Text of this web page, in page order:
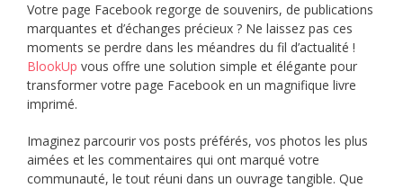
Votre page Facebook regorge de souvenirs, de publications
marquantes et d’échanges précieux ? Ne laissez pas ces
moments se perdre dans les méandres du fil d’actualité !
BlookUp vous offre une solution simple et élégante pour
transformer votre page Facebook en un magnifique livre
imprimé.
Imaginez parcourir vos posts préférés, vos photos les plus
aimées et les commentaires qui ont marqué votre
communauté, le tout réuni dans un ouvrage tangible. Que